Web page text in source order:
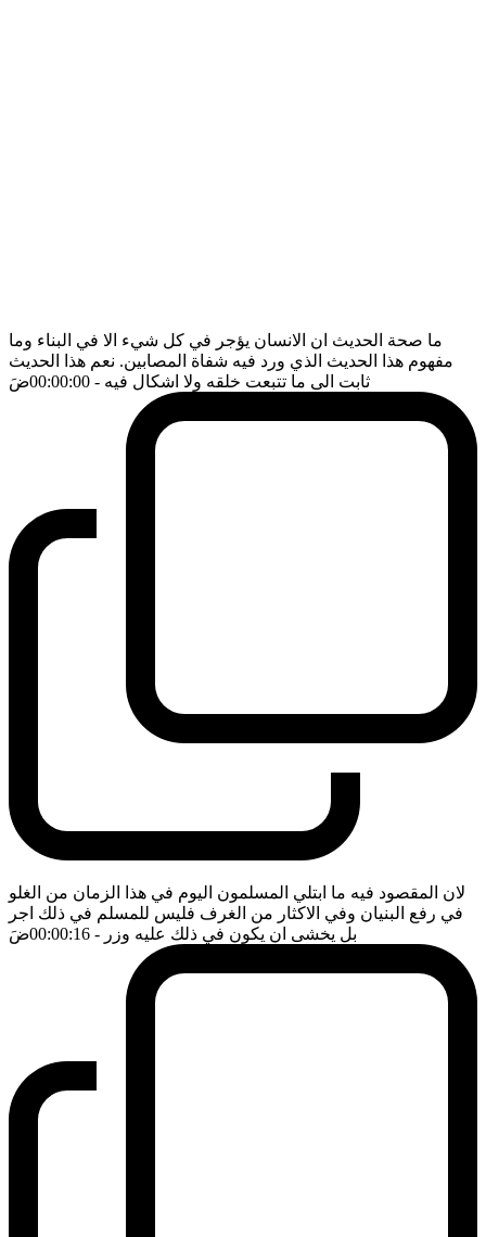
ما صحة الحديث ان الانسان يؤجر في كل شيء الا في البناء وما
مفهوم هذا الحديث الذي ورد فيه شفاة المصابين. نعم هذا الحديث
ثابت الى ما تتبعت خلقه ولا اشكال فيه - 00:00:00 ضَ
لان المقصود فيه ما ابتلي المسلمون اليوم في هذا الزمان من الغلو
في رفع البنيان وفي الاكثار من الغرف فليس للمسلم في ذلك اجر
بل يخشى ان يكون في ذلك عليه وزر - 00:00:16 ضَ